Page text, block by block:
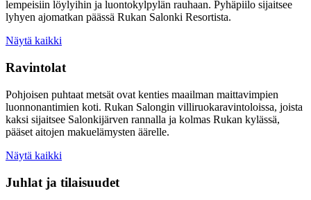
lempeisiin löylyihin ja luontokylpylän rauhaan. Pyhäpiilo sijaitsee
lyhyen ajomatkan päässä Rukan Salonki Resortista.
Näytä kaikki
Ravintolat
Pohjoisen puhtaat metsät ovat kenties maailman maittavimpien
luonnonantimien koti. Rukan Salongin villiruokaravintoloissa, joista
kaksi sijaitsee Salonkijärven rannalla ja kolmas Rukan kylässä,
pääset aitojen makuelämysten äärelle.
Näytä kaikki
Juhlat ja tilaisuudet